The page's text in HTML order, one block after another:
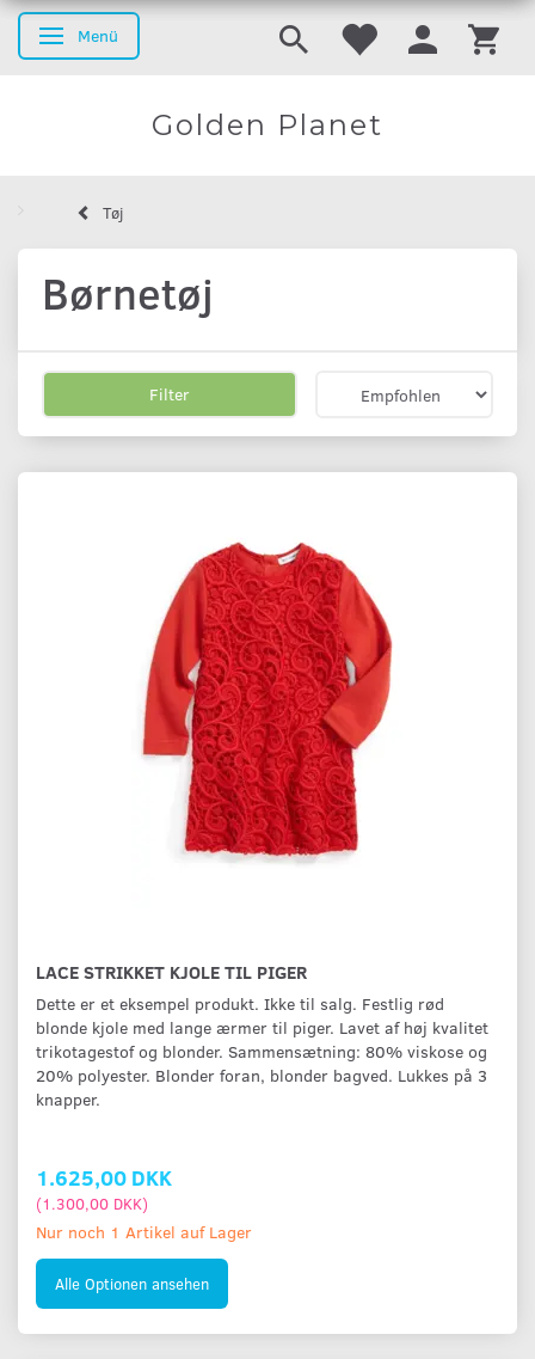
Anzeige ändern
Menü
Golden Planet
Tøj
Børnetøj
Filter
LACE STRIKKET KJOLE TIL PIGER
Dette er et eksempel produkt. Ikke til salg. Festlig rød
blonde kjole med lange ærmer til piger. Lavet af høj kvalitet
trikotagestof og blonder. Sammensætning: 80% viskose og
20% polyester. Blonder foran, blonder bagved. Lukkes på 3
knapper.
1.625,00 DKK
(1.300,00 DKK)
Nur noch 1 Artikel auf Lager
Alle Optionen ansehen